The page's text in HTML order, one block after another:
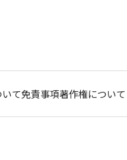
て免責事項著作権について